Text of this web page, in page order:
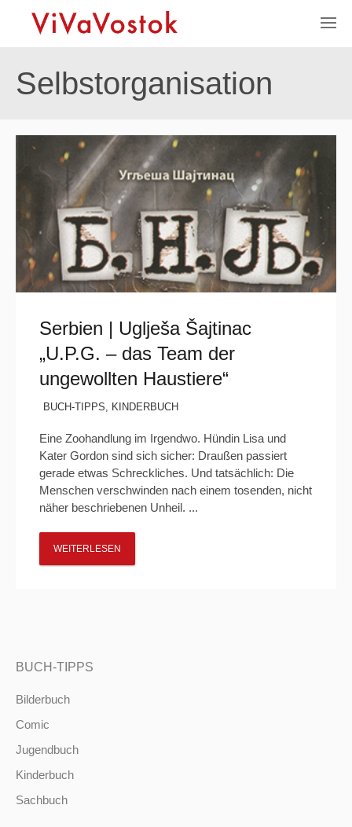
Selbstorganisation
Serbien | Uglješa Šajtinac
„U.P.G. – das Team der
ungewollten Haustiere“
BUCH-TIPPS, KINDERBUCH
Eine Zoohandlung im Irgendwo. Hündin Lisa und
Kater Gordon sind sich sicher: Draußen passiert
gerade etwas Schreckliches. Und tatsächlich: Die
Menschen verschwinden nach einem tosenden, nicht
näher beschriebenen Unheil. ...
WEITERLESEN
BUCH-TIPPS
Bilderbuch
Comic
Jugendbuch
Kinderbuch
Sachbuch